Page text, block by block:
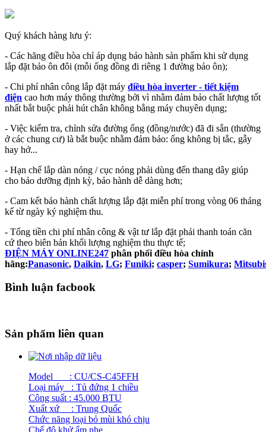
Quý khách hàng lưu ý:
- Các hãng điều hòa chỉ áp dụng bảo hành sản phẩm khi sử dụng
lắp đặt bảo ôn đôi (mỗi ống đồng đi riêng 1 đường bảo ôn);
- Chi phí nhân công lắp đặt máy điều hòa inverter - tiết kiệm
điện cao hơn máy thông thường bởi vì nhằm đảm bảo chất lượng tốt
nhất bắt buộc phải hút chân không bằng máy chuyên dụng;
- Việc kiểm tra, chỉnh sửa đường ống (đồng/nước) đã đi sẵn (thường
ở các chung cư) là bắt buộc nhằm đảm bảo: ống không bị tắc, gẫy
hay hở...
- Hạn chế lắp dàn nóng / cục nóng phải dùng đến thang dây giúp
cho bảo dưỡng định kỳ, bảo hành dễ dàng hơn;
- Cam kết bảo hành chất lượng lắp đặt miễn phí trong vòng 06 tháng
kể từ ngày ký nghiệm thu.
- Tổng tiền chi phí nhân công & vật tư lắp đặt phải thanh toán căn
cứ theo biên bản khối lượng nghiệm thu thực tế;
ĐIỆN MÁY ONLINE247 phân phối điều hòa chính
hãng:Panasonic, Daikin, LG; Funiki; casper; Sumikura;
Bình luận facbook
Sản phẩm liên quan
Model : CU/CS-C45FFH
Loại máy : Tủ đứng 1 chiều
Công suất : 45.000 BTU
Xuất xứ : Trung Quốc
Chức năng loại bỏ mùi khó chịu